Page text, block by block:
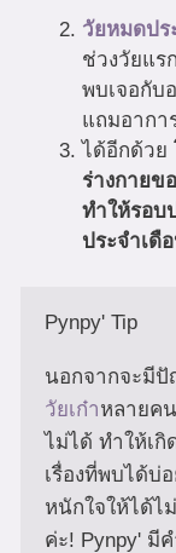
วัยหมดปร
ช่วงวัยแร
พบเจอกับ
แถมอากา
ได้อีกด้วย
ร่างกายข
ทำให้รอบ
ประจำเดื
Pynpy' Tip
วัยเก๋าหลายค
ไม่ได้ ทำให้เกิ
เรื่องที่พบได้บ่
หนักใจให้ได้ไ
ค่ะ! Pynpy' มี